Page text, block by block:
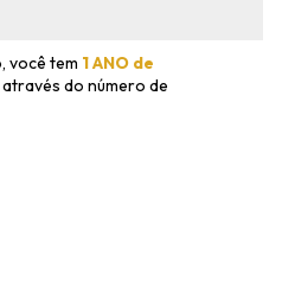
você tem 1 ANO de
do número de